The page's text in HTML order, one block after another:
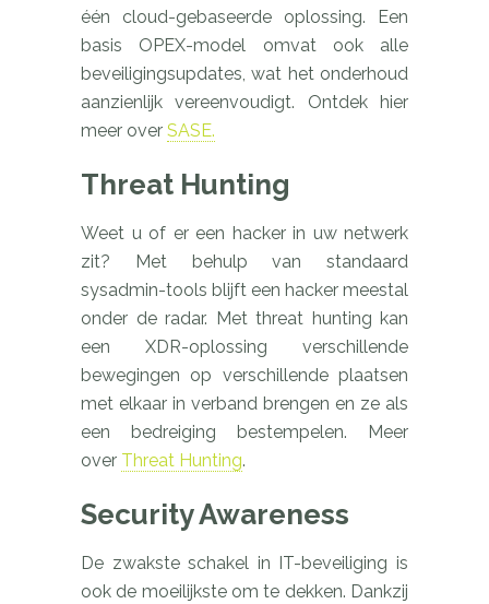
één cloud-gebaseerde oplossing. Een
basis OPEX-model omvat ook alle
beveiligingsupdates, wat het onderhoud
aanzienlijk vereenvoudigt. Ontdek hier
meer over SASE.
Threat Hunting
Weet u of er een hacker in uw netwerk
zit? Met behulp van standaard
sysadmin-tools blijft een hacker meestal
onder de radar. Met threat hunting kan
een XDR-oplossing verschillende
bewegingen op verschillende plaatsen
met elkaar in verband brengen en ze als
een bedreiging bestempelen. Meer
over Threat Hunting.
Security Awareness
De zwakste schakel in IT-beveiliging is
ook de moeilijkste om te dekken. Dankzij